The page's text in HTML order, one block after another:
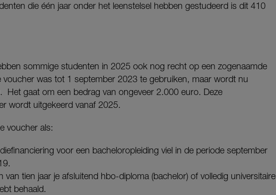
die één jaar onder het leenstelsel hebben gestudeerd is dit 410
sommige studenten in 2025 ook nog recht op een zogenaamde
voucher was tot 1 september 2023 te gebruiken, maar wordt nu
Het gaat om een bedrag van ongeveer 2.000 euro. Deze
wordt uitgekeerd vanaf 2025.
voucher als:
voor een bacheloropleiding viel in de periode september
van tien jaar je afsluitend hbo-diploma (bachelor) of volledig universitaire
behaald.